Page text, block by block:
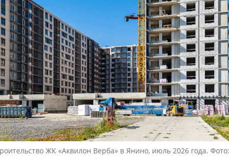
ЖК «Аквилон Верба» в Янино, июль 2026 года.